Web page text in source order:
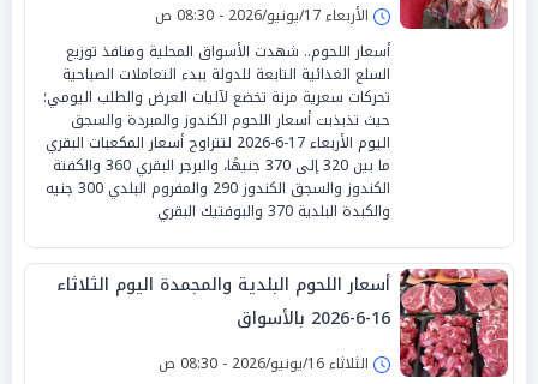
الأربعاء 17/يونيو/2026 - 08:30 ص
أسعار اللحوم.. شهدت الأسواق المحلية ومنافذ توزيع
السلع الغذائية التابعة للدولة ببدء التعاملات الصباحية
تحركات سعرية مرنة تخضع لآليات العرض والطلب اليومي؛
حيث تذبذبت أسعار اللحوم الكندوز والمبردة والسجق
اليوم الأربعاء 17-6-2026 لتتراوح أسعار المكعبات البقري
ما بين 320 إلى 370 جنيهًا، والبرجر البقري 360 والكفتة
الكندوز والسجق الكندوز 290 والمفروم البلدي 300 جنيه
والكبدة البلدية 370 والبوفتيك البقري
أسعار اللحوم البلدية والمجمدة اليوم الثلاثاء
16-6-2026 بالأسواق
الثلاثاء 16/يونيو/2026 - 08:30 ص